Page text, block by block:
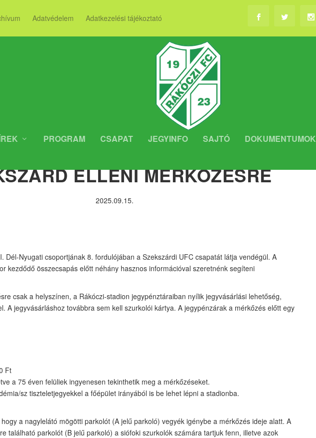
Adatvédelem Adatkezelési tájékoztató
PROGRAM CSAPAT JEGYINFO SAJTÓ DOKUMENTUMOK
ELLENI MÉRKŐZÉSRE
2025.09.15.
Dél-Nyugati csoportjának 8. fordulójában a Szekszárdi UFC csapatát látja vendégül. A
kezdődő összecsapás előtt néhány hasznos információval szeretnénk segíteni
csak a helyszínen, a Rákóczi-stadion jegypénztáraiban nyílik jegyvásárlási lehetőség,
A jegyvásárláshoz továbbra sem kell szurkolói kártya. A jegypénzárak a mérkőzés előtt egy
Ft
a 75 éven felüliek ingyenesen tekinthetik meg a mérkőzéseket.
sz tiszteletjegyekkel a főépület irányából is be lehet lépni a stadionba.
a nagylelátó mögötti parkolót (A jelű parkoló) vegyék igénybe a mérkőzés ideje alatt. A
található parkolót (B jelű parkoló) a siófoki szurkolók számára tartjuk fenn, illetve azok